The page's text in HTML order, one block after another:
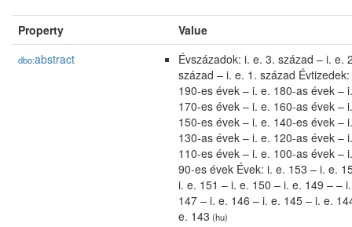
Property Value
dbo:abstract
Évszázadok: i. e. 3. század – i. e.
század – i. e. 1. század
190-es évek – i. e. 180-as évek –
170-es évek – i. e. 160-as évek –
150-es évek – i. e. 140-es évek –
130-as évek – i. e. 120-as évek –
110-es évek – i. e. 100-as évek –
90-es évek Évek: i. e. 153 – i. e.
i. e. 151 – i. e. 150 – i. e. 149 – –
147 – i. e. 146 – i. e. 145 – i. e.
e. 143 (hu)